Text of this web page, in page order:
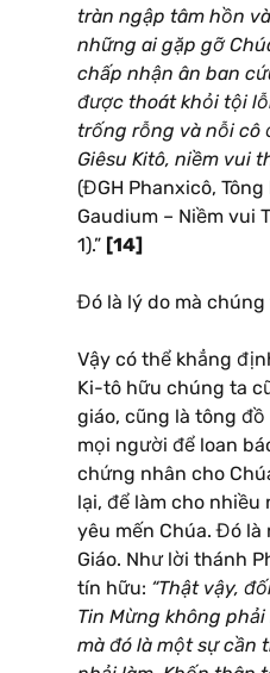
tràn ngập tâm hồn
những ai gặp gỡ
chấp nhận ân ban
được thoát khỏi tội
trống rỗng và nỗi cô
Giêsu Kitô, niềm vui
(ĐGH Phanxicô,
Gaudium – Niềm vui
1).” [14]
Đó là lý do mà
Vậy có thể khẳng
Ki-tô hữu chúng ta
giáo, cũng là tông
mọi người để loan
chứng nhân cho
lại, để làm cho
yêu mến Chúa. Đó là
Giáo. Như lời thánh
tín hữu: “Thật vậy,
Tin Mừng không
mà đó là một sự cần